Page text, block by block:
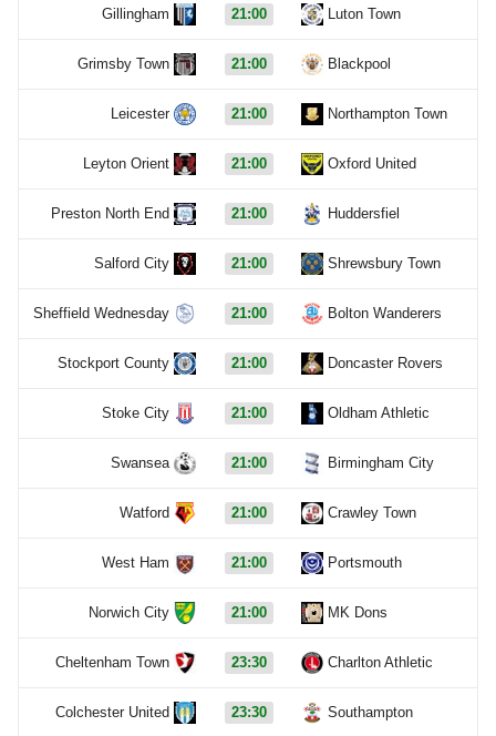
Gillingham 21:00 Luton Town
Grimsby Town 21:00 Blackpool
Leicester 21:00 Northampton Town
Leyton Orient 21:00 Oxford United
Preston North End 21:00 Huddersfiel
Salford City 21:00 Shrewsbury Town
Sheffield Wednesday 21:00 Bolton Wanderers
Stockport County 21:00 Doncaster Rovers
Stoke City 21:00 Oldham Athletic
Swansea 21:00 Birmingham City
Watford 21:00 Crawley Town
West Ham 21:00 Portsmouth
Norwich City 21:00 MK Dons
Cheltenham Town 23:30 Charlton Athletic
Colchester United 23:30 Southampton